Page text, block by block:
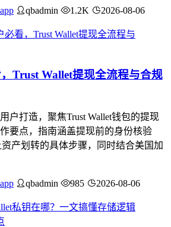
qbadmin 1.2K 2026-08-06
Trust Wallet提现全流程与合规
户打造，聚焦Trust Wallet钱包的提现
要点，指南涵盖提现前的身份核验
资产划转的具体步骤，同时结合美国加
qbadmin 985 2026-08-06